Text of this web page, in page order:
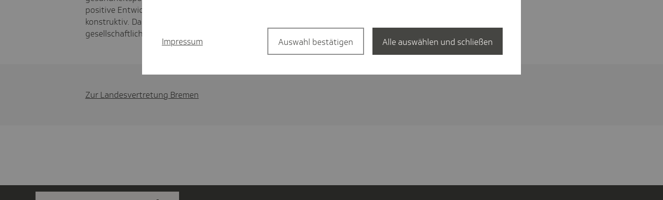
positive Entwicklungen voranzutreiben. Wir agieren zuverlässig und
konstruktiv. Das ist unsere Vorstellung von sozialer Verantwortung und
gesellschaftlichem Engagement.
Zur Landesvertretung Bremen
Impressum Auswahl bestätigen Alle auswählen und schließen